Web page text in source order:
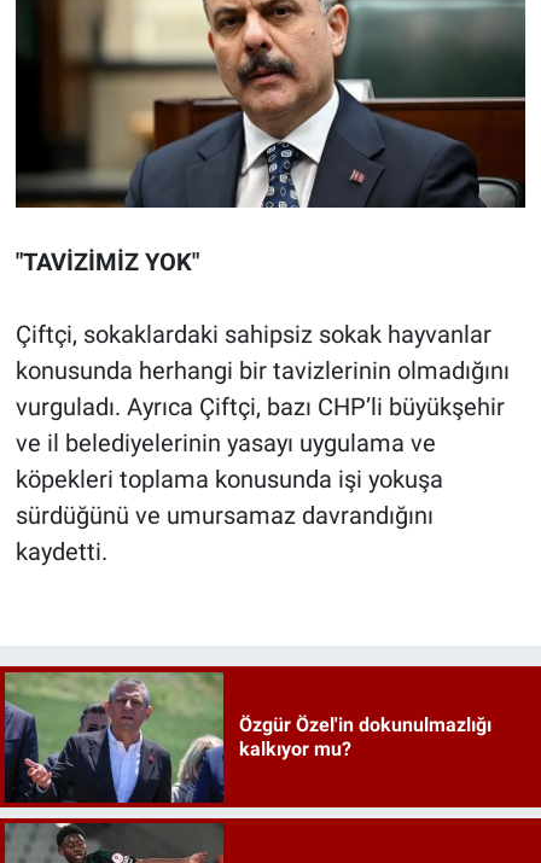
"TAVİZİMİZ YOK"
Çiftçi, sokaklardaki sahipsiz sokak hayvanlar
konusunda herhangi bir tavizlerinin olmadığını
vurguladı. Ayrıca Çiftçi, bazı CHP’li büyükşehir
ve il belediyelerinin yasayı uygulama ve
köpekleri toplama konusunda işi yokuşa
sürdüğünü ve umursamaz davrandığını
kaydetti.
Özgür Özel'in dokunulmazlığı
kalkıyor mu?